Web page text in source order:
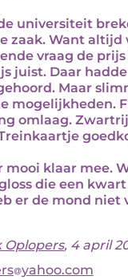
universiteit
zaak. Want altijd
vraag de
juist. Daar
Maar
mogelijkheden.
omlaag.
mooi klaar mee.
die een
er de mond niet
Oplopers, 4 april
yahoo.com